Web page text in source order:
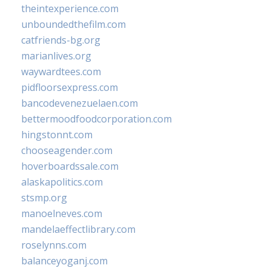
theintexperience.com
unboundedthefilm.com
catfriends-bg.org
marianlives.org
waywardtees.com
pidfloorsexpress.com
bancodevenezuelaen.com
bettermoodfoodcorporation.com
hingstonnt.com
chooseagender.com
hoverboardssale.com
alaskapolitics.com
stsmp.org
manoelneves.com
mandelaeffectlibrary.com
roselynns.com
balanceyoganj.com